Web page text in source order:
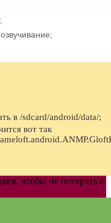
в /sdcard/android/data/;
вот так
чтобы не потерять и